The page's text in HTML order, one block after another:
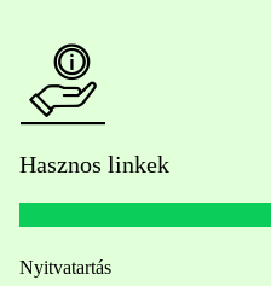
Hasznos linkek
Nyitvatartás